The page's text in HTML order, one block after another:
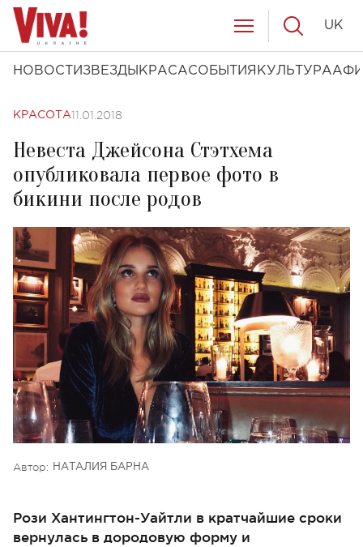
НОВОСТИ ЗВЕЗДЫ КРАСАСОБЫТИЯ КУЛЬТУРА
UK
КРАСОТА11.01.2018
Невеста Джейсона Стэтхема
опубликовала первое фото в
бикини после родов
Автор: НАТАЛИЯ БАРНА
Рози Хантингтон-Уайтли в кратчайшие сроки
вернулась в дородовую форму и